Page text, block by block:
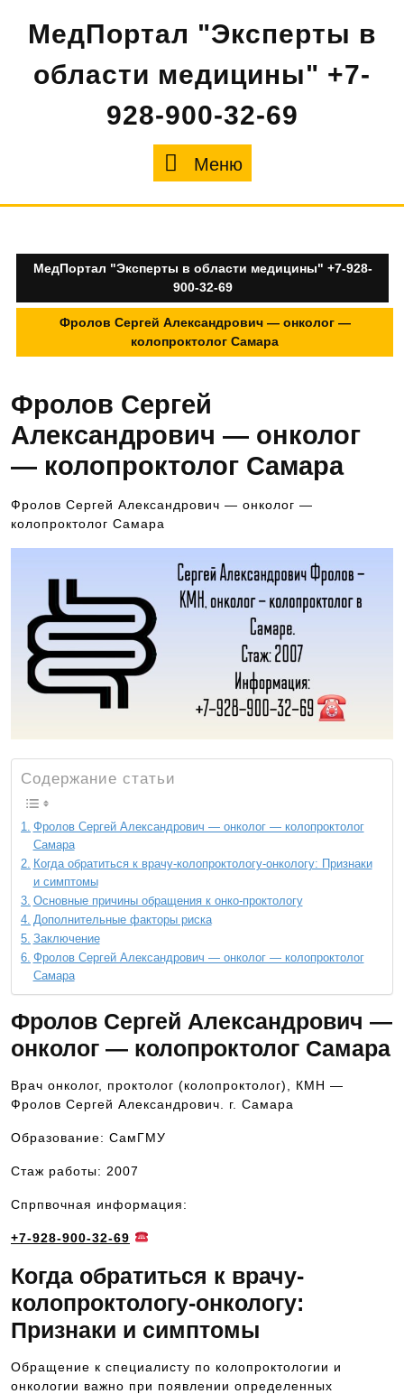
содержимому
МедПортал "Эксперты в
области медицины" +7-
928-900-32-69
Меню
МедПортал "Эксперты в области медицины" +7-928-
900-32-69
Фролов Сергей Александрович — онколог —
колопроктолог Самара
Фролов Сергей
Александрович — онколог
— колопроктолог Самара
Фролов Сергей Александрович — онколог —
колопроктолог Самара
Содержание статьи
Фролов Сергей Александрович — онколог — колопроктолог
Самара
Когда обратиться к врачу-колопроктологу-онкологу: Признаки
и симптомы
Основные причины обращения к онко-проктологу
Дополнительные факторы риска
Заключение
Фролов Сергей Александрович — онколог — колопроктолог
Самара
Фролов Сергей Александрович —
онколог — колопроктолог Самара
Врач онколог, проктолог (колопроктолог), КМН —
Фролов Сергей Александрович. г. Самара
Образование: СамГМУ
Стаж работы: 2007
Спрпвочная информация:
+7-928-900-32-69
Когда обратиться к врачу-
колопроктологу-онкологу:
Признаки и симптомы
Обращение к специалисту по колопроктологии и
онкологии важно при появлении определенных